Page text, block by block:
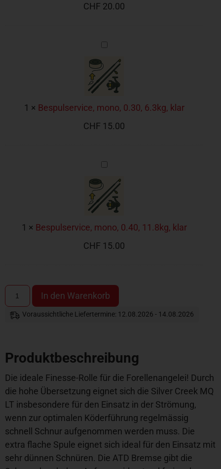
CHF 20.00
Bespulservice,
mono,
0.30,
6.3kg,
klar
1 × Bespulservice, mono, 0.30, 6.3kg, klar
CHF 15.00
Bespulservice,
mono,
0.40,
11.8kg,
klar
1 × Bespulservice, mono, 0.40, 11.8kg, klar
CHF 15.00
In den Warenkorb
Voraussichtliche Liefertermine: 12.08.2026 - 14.08.2026
Produktbeschreibung
Die ideale Finesse-Rolle für die Forellenangelei! Durch
die hohe Übersetzung eignet sich die Silver Creek MQ
LT insbesondere für den Einsatz in der Strömung,
wenn zur optimalen Köderführung regelmässig
schnell Schnur aufgenommen werden muss. Die
extra flache Spule eignet sich ideal für den Einsatz mit
sehr dünnen Schnüren. Die ATD Bremse gibt die